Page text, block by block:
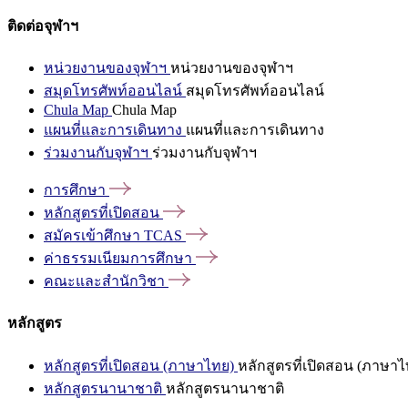
ติดต่อจุฬาฯ
หน่วยงานของจุฬาฯ หน่วยงานของจุฬาฯ
สมุดโทรศัพท์ออนไลน์ สมุดโทรศัพท์ออนไลน์
Chula Map Chula Map
แผนที่และการเดินทาง แผนที่และการเดินทาง
ร่วมงานกับจุฬาฯ ร่วมงานกับจุฬาฯ
การศึกษา
หลักสูตรที่เปิดสอน
สมัครเข้าศึกษา TCAS
ค่าธรรมเนียมการศึกษา
คณะและสำนักวิชา
หลักสูตร
หลักสูตรที่เปิดสอน (ภาษาไทย) หลักสูตรที่เปิดสอน (ภาษาไ
หลักสูตรนานาชาติ หลักสูตรนานาชาติ